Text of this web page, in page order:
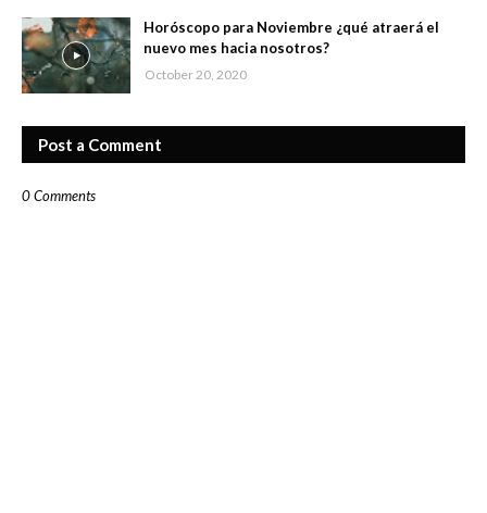
Horóscopo para Noviembre ¿qué atraerá el
nuevo mes hacia nosotros?
October 20, 2020
Post a Comment
0 Comments